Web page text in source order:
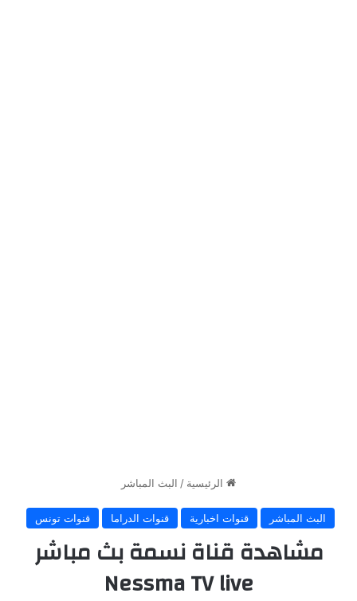
الرئيسية / البث المباشر
البث المباشر قنوات اخبارية قنوات الدراما قنوات تونس
مشاهدة قناة نسمة بث مباشر
Nessma TV live